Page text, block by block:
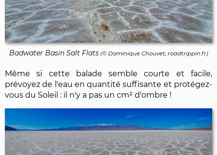
Badwater Basin Salt Flats(© Dominique Chouvet, roadtrippin.fr)
Même si cette balade semble courte et facile,
prévoyez de l'eau en quantité suffisante et protégez-
vous du Soleil : il n'y a pas un cm² d'ombre !